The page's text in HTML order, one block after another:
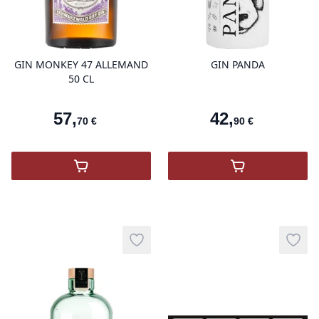
GIN MONKEY 47 ALLEMAND
50 CL
57,70 €
product variant items in cart, view
,Gin Monkey 47 Allemand
GIN PANDA
42,90 €
,GIN PANDA
Add to wishlist Add